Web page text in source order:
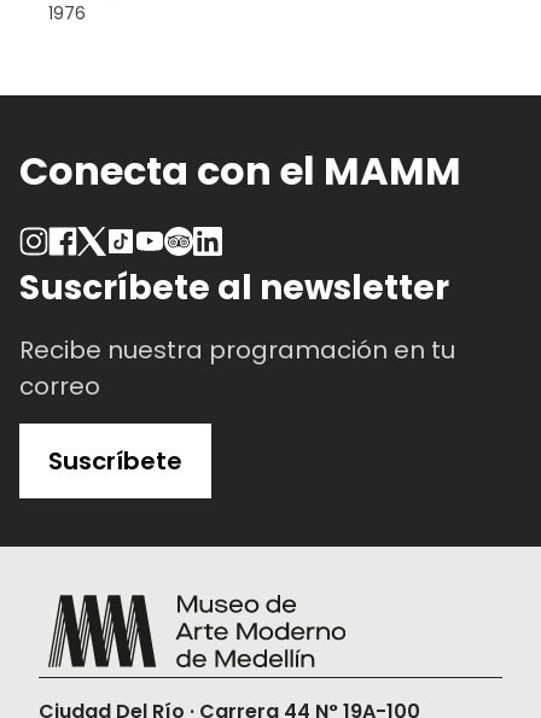
1976
Conecta con el MAMM
Suscríbete al newsletter
Recibe nuestra programación en tu
correo
Suscríbete
Ciudad Del Río · Carrera 44 N° 19A-100